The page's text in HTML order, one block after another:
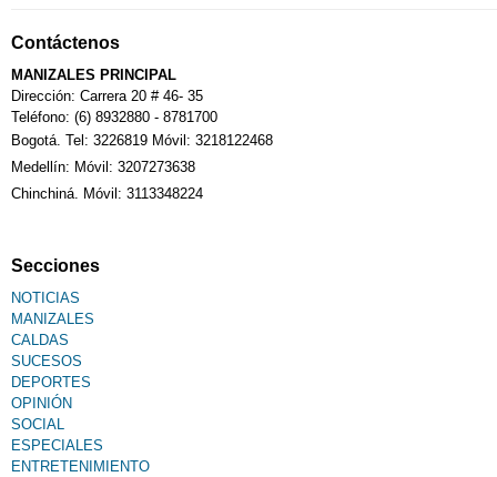
Calendario Tributario
Sudoku
Contáctenos
MANIZALES PRINCIPAL
Dirección: Carrera 20 # 46- 35
Teléfono: (6) 8932880 - 8781700
Bogotá. Tel: 3226819 Móvil: 3218122468
Medellín: Móvil: 3207273638
Chinchiná. Móvil: 3113348224
Secciones
NOTICIAS
MANIZALES
CALDAS
SUCESOS
DEPORTES
OPINIÓN
SOCIAL
ESPECIALES
ENTRETENIMIENTO